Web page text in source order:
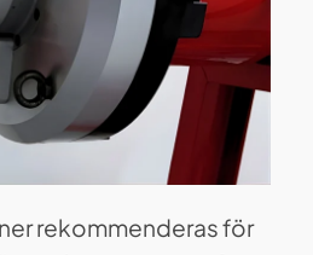
rekommenderas för